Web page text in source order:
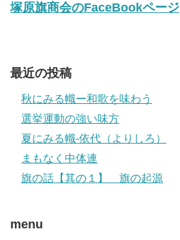
塚原旗商会のFaceBookページ
最近の投稿
秋にみる幟ー和歌を味わう
選挙運動の強い味方
夏にみる幟-依代（よりしろ）
まもなく中体連
旗の話【其の１】 旗の起源
menu